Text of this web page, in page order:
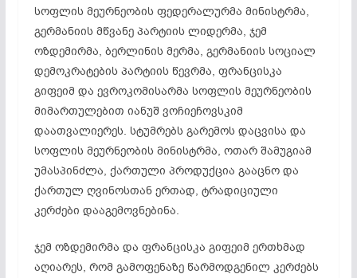
სოფლის მეურნეობის ფედერალურმა მინისტრმა,
გერმანიის მწვანე პარტიის ლიდერმა, ჯემ
ოზდემირმა, ბერლინის მერმა, გერმანიის სოციალ
დემოკრატების პარტიის წევრმა, ფრანცისკა
გიფეიმ და ევროკომისარმა სოფლის მეურნეობის
მიმართულებით იანუშ ვოჩიეჩოვსკიმ
დაათვალიერეს. სტუმრებს გარემოს დაცვისა და
სოფლის მეურნეობის მინისტრმა, ოთარ შამუგიამ
უმასპინძლა, ქართული პროდუქცია გააცნო და
ქართულ ღვინოსთან ერთად, ტრადიციული
კერძები დააგემოვნებინა.
ჯემ ოზდემირმა და ფრანცისკა გიფეიმ ერთხმად
აღიარეს, რომ გამოფენაზე წარმოდგენილ კერძებს